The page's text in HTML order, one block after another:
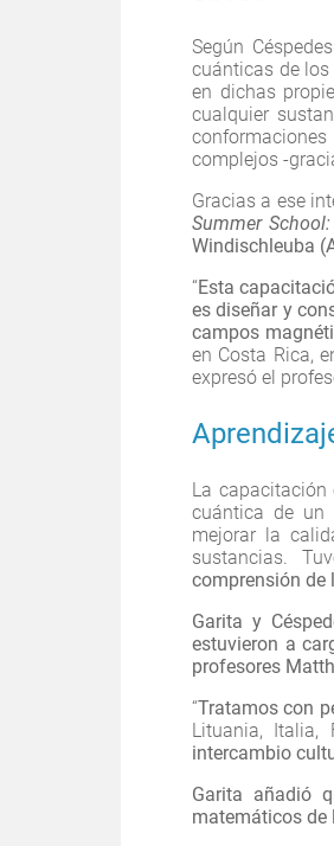
Según
cuánticas de
en dichas
cualquier
complejos -
Gracias a ese
Summer
Windischleuba
“Esta
es diseñar y
campos
en Costa Rica,
expresó el
La
cuántica de un
mejorar la
sustancias.
comprensión de
Garita y
estuvieron a
profesores
“Tratamos con
Lituania, Italia,
intercambio
Garita añadió
matemáticos de